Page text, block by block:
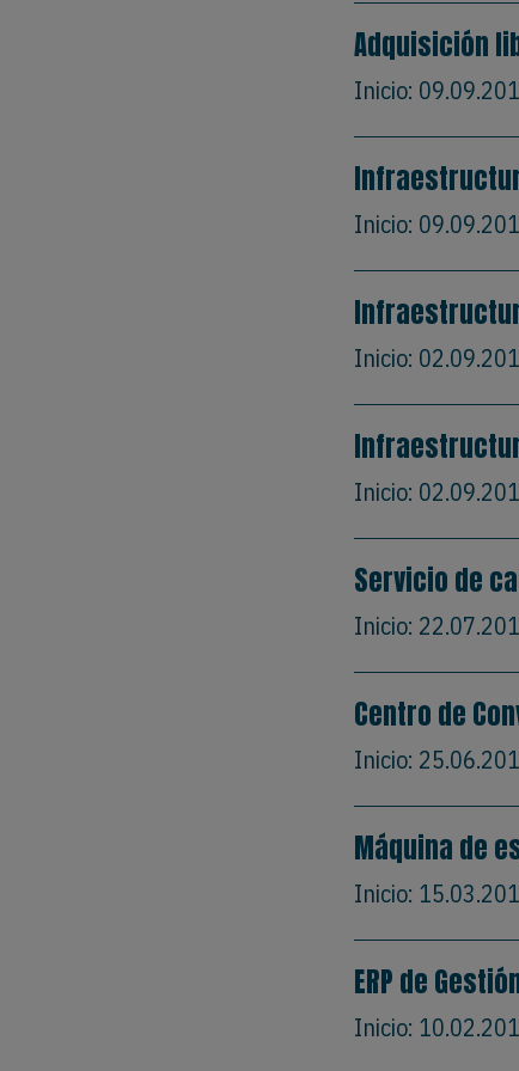
Adquisición
Inicio:
Inicio:
Inicio:
Inicio:
Servicio de
Inicio:
Centro de
Inicio:
Máquina de
Inicio:
ERP de
Inicio: